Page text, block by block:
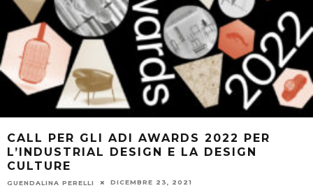
CALL PER GLI ADI AWARDS 2022 PER
L’INDUSTRIAL DESIGN E LA DESIGN
CULTURE
GUENDALINA PERELLI DICEMBRE 23, 2021